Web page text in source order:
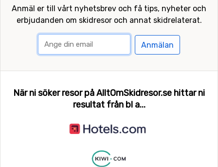
Anmäl er till vårt nyhetsbrev och få tips, nyheter och
erbjudanden om skidresor och annat skidrelaterat.
Anmälan
När ni söker resor på AlltOmSkidresor.se hittar ni
resultat från bl a...